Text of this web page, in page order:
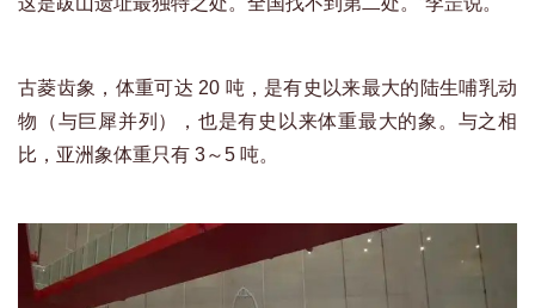
古菱齿象，体重可达 20 吨，是有史以来最大的陆生哺乳动
物（与巨犀并列），也是有史以来体重最大的象。与之相
比，亚洲象体重只有 3～5 吨。